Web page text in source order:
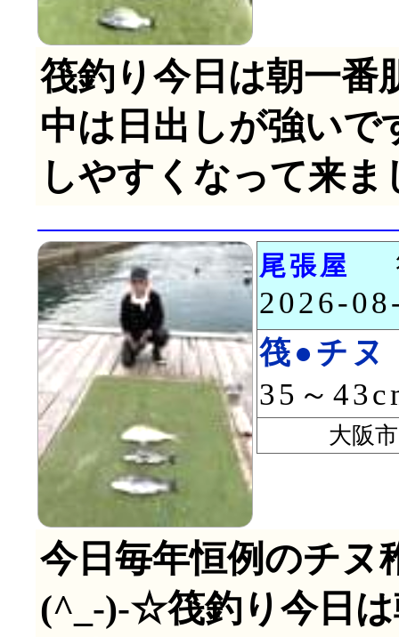
筏釣り今日は朝一番
中は日出しが強いで
しやすくなって来ま
尾張屋
2026-
筏●チヌ
35～
大阪市
今日毎年恒例のチヌ
(^_-)-☆筏釣り今日